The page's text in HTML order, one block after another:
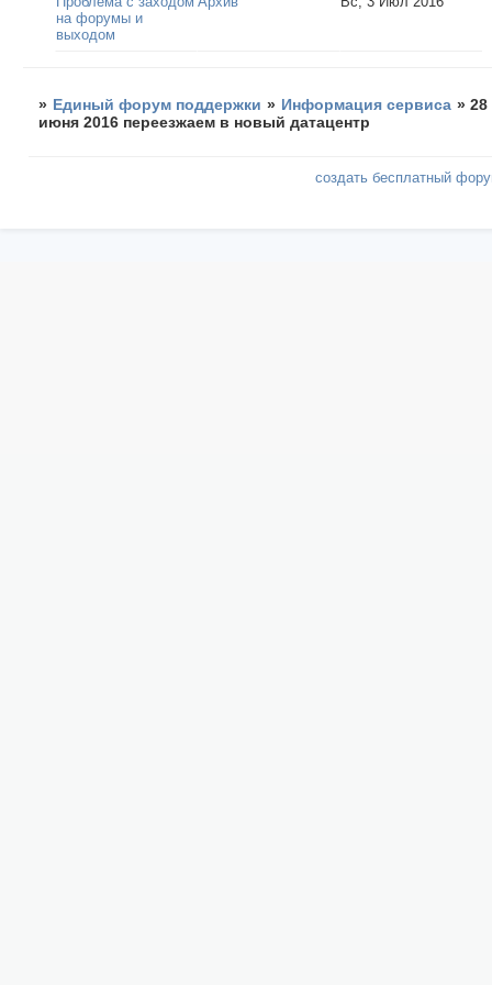
на форумы и
выходом
» Единый форум поддержки » Информация сервиса »28
июня 2016 переезжаем в новый датацентр
создать бесплатный